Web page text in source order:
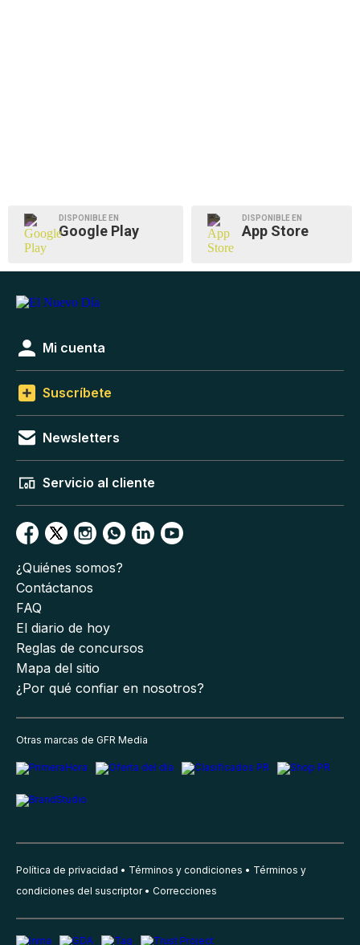
DISPONIBLE EN
Google Play
DISPONIBLE EN
App Store
Mi cuenta
Suscríbete
Newsletters
Servicio al cliente
¿Quiénes somos?
Contáctanos
FAQ
El diario de hoy
Reglas de concursos
Mapa del sitio
¿Por qué confiar en nosotros?
Otras marcas de GFR Media
Política de privacidad Términos y condiciones
Términos y
condiciones del suscriptor
Correcciones